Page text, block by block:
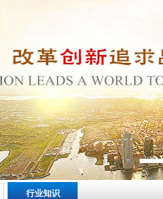
行业知识